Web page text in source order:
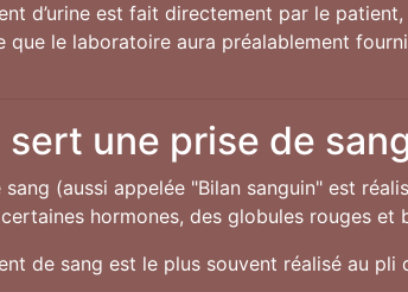
d’urine est fait directement par le
que le laboratoire aura préalablement
sert une prise de
sang (aussi appelée "Bilan sanguin" est
hormones, des globules rouges
de sang est le plus souvent réalisé au